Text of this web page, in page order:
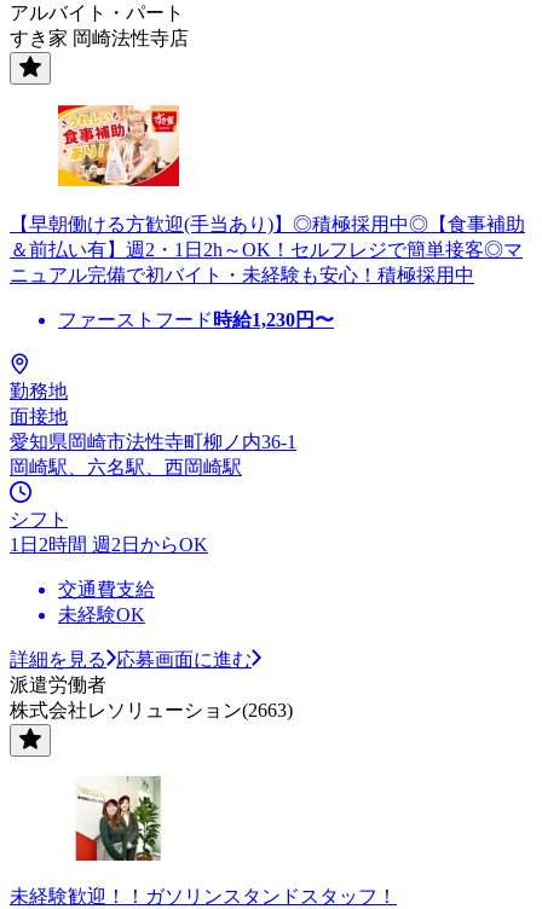
アルバイト・パート
すき家 岡崎法性寺店
【早朝働ける方歓迎(手当あり)】◎積極採用中◎【食事補助
＆前払い有】週2・1日2h～OK！セルフレジで簡単接客◎マ
ニュアル完備で初バイト・未経験も安心！積極採用中
ファーストフード 時給1,230円〜
勤務地
面接地
愛知県岡崎市法性寺町柳ノ内36-1
岡崎駅、六名駅、西岡崎駅
シフト
1日2時間 週2日からOK
交通費支給
未経験OK
詳細を見る
応募画面に進む
派遣労働者
株式会社レソリューション(2663)
未経験歓迎！！ガソリンスタンドスタッフ！